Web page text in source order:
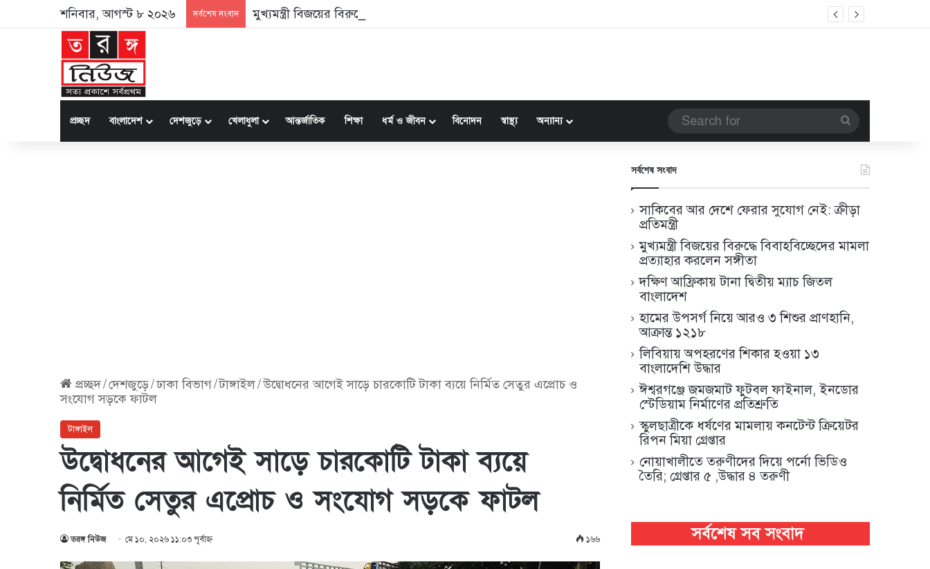
শনিবার, আগস্ট ৮ ২০২৬ সর্বশেষ সংবাদ মুখ্যমন্ত্রী বিজয়ের বিরুদ্ধে বিবাহবিচ্ছেদের মামলা প্রত্যাহার করলেন সঙ্গীতা
প্রচ্ছদ বাংলাদেশ দেশজুড়ে খেলাধুলা আন্তর্জাতিক শিক্ষা ধর্ম ও জীবন বিনোদন স্বাস্থ্য অন্যান্য
for
প্রচ্ছদ/দেশজুড়ে/ঢাকা বিভাগ/টাঙ্গাইল/উদ্বোধনের আগেই সাড়ে চারকোটি টাকা ব্যয়ে নির্মিত সেতুর এপ্রোচ ও
সংযোগ সড়কে ফাটল
টাঙ্গাইল
উদ্বোধনের আগেই সাড়ে চারকোটি টাকা ব্যয়ে
নির্মিত সেতুর এপ্রোচ ও সংযোগ সড়কে ফাটল
তরঙ্গ নিউজ মে ১০, ২০২৬ ১১:০৩ পূর্বাহ্ণ ১৬৬
সর্বশেষ সংবাদ
সাকিবের আর দেশে ফেরার সুযোগ নেই: ক্রীড়া
প্রতিমন্ত্রী
মুখ্যমন্ত্রী বিজয়ের বিরুদ্ধে বিবাহবিচ্ছেদের মামলা
প্রত্যাহার করলেন সঙ্গীতা
দক্ষিণ আফ্রিকায় টানা দ্বিতীয় ম্যাচ জিতল
বাংলাদেশ
হামের উপসর্গ নিয়ে আরও ৩ শিশুর প্রাণহানি,
আক্রান্ত ১২১৮
লিবিয়ায় অপহরণের শিকার হওয়া ১৩
বাংলাদেশি উদ্ধার
ঈশ্বরগঞ্জে জমজমাট ফুটবল ফাইনাল, ইনডোর
স্টেডিয়াম নির্মাণের প্রতিশ্রুতি
স্কুলছাত্রীকে ধর্ষণের মামলায় কনটেন্ট ক্রিয়েটর
রিপন মিয়া গ্রেপ্তার
নোয়াখালীতে তরুণীদের দিয়ে পর্নো ভিডিও
তৈরি; গ্রেপ্তার ৫ ,উদ্ধার ৪ তরুণী